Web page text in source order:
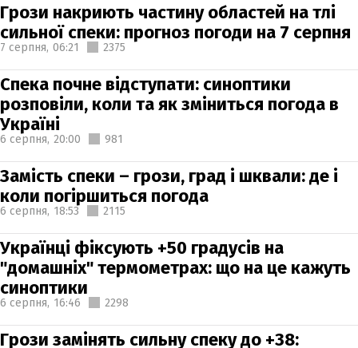
Грози накриють частину областей на тлі
сильної спеки: прогноз погоди на 7 серпня
7 серпня, 06:21 2375
Спека почне відступати: синоптики
розповіли, коли та як зміниться погода в
Україні
6 серпня, 20:00 981
Замість спеки – грози, град і шквали: де і
коли погіршиться погода
6 серпня, 18:53 2115
Українці фіксують +50 градусів на
"домашніх" термометрах: що на це кажуть
синоптики
6 серпня, 16:46 2298
Грози замінять сильну спеку до +38: